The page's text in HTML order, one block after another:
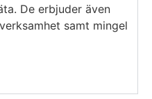
De erbjuder även
samt mingel